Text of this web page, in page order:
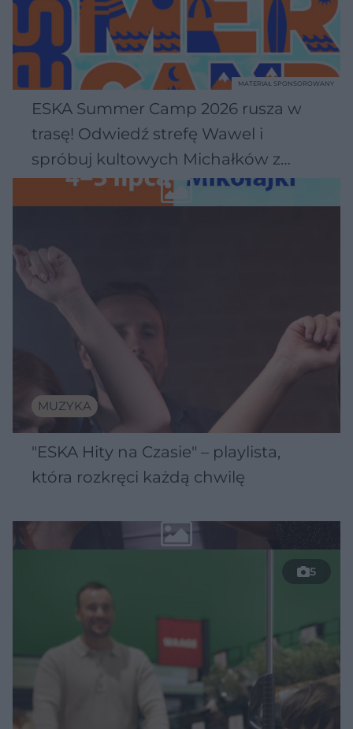
ESKA Summer Camp 2026 rusza w
trasę! Odwiedź strefę Wawel i
spróbuj kultowych Michałków z
Wawelu
MATERIAŁ SPONSOROWANY
MUZYKA
"ESKA Hity na Czasie" – playlista,
która rozkręci każdą chwilę
5